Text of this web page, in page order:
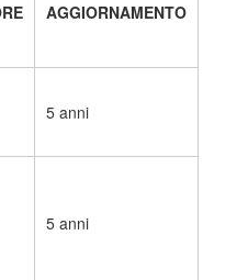
AGGIORNAMENTO
5 anni
5 anni